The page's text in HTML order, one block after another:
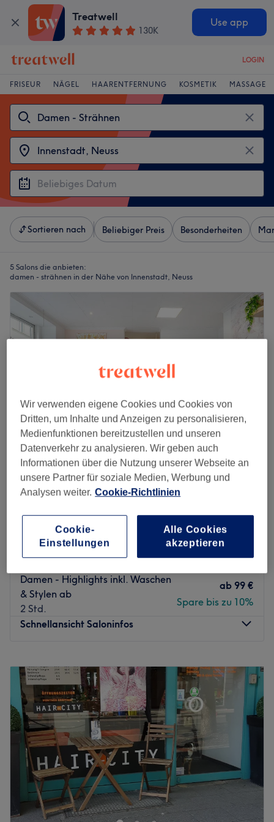
Treatwell
130K
Use app
LOGIN
FRISEUR NÄGEL HAARENTFERNUNG KOSMETIK MASSAGE
Sortieren nach Beliebiger Preis Besonderheiten
5 Salons die anbieten:
damen - strähnen in der Nähe von Innenstadt, Neuss
#concept.ME
4,8
461 Bewertungen
Innenstadt, Neuss
Auf Karte anzeigen
Nebenzeiten
Damen - Highlights inkl. Waschen,
Schnitt & Stylen ab
2 Std.
ab
Spare bis zu 10%
Damen - Highlights inkl. Waschen
& Stylen ab
2 Std.
ab 99 €
Spare bis zu 10%
Schnellansicht Saloninfos
Dienstag
08:00–18:00
Mittwoch
08:00
Donnerstag
08:00
18:00
Freitag
08:00
Samstag
08:00
Sonntag
Geschlossen
Du bist gelangweilt von deinem Haar und wünschst dir
eine Typveränderung? Dann ist der Salon #concept.ME in
Neuss genau der richtige Ort für dich. Hier wird dein
Haar mit viel Liebe und Können ganz nach deinen
Wir verwenden eigene Cookies und Cookies von
Dritten, um Inhalte und Anzeigen zu personalisieren,
Medienfunktionen bereitzustellen und unseren
Datenverkehr zu analysieren. Wir geben auch
Informationen über die Nutzung unserer Webseite an
unsere Partner für soziale Medien, Werbung und
Analysen weiter. Cookie-Richtlinien
Cookie-
Einstellungen
Alle Cookies
akzeptieren